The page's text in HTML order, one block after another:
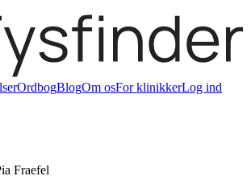
OrdbogBlogOm osFor klinikkerLog ind
Fraefel